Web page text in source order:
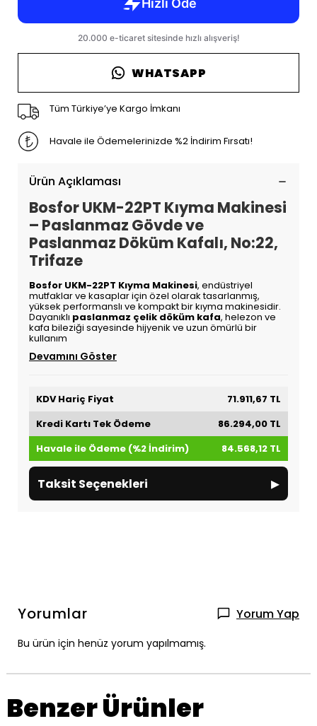
WHATSAPP
Tüm Türkiye’ye Kargo İmkanı
Havale ile Ödemelerinizde %2 İndirim Fırsatı!
Ürün Açıklaması
Bosfor UKM-22PT Kıyma Makinesi
– Paslanmaz Gövde ve
Paslanmaz Döküm Kafalı, No:22,
Trifaze
Bosfor UKM-22PT Kıyma Makinesi, endüstriyel
mutfaklar ve kasaplar için özel olarak tasarlanmış,
yüksek performanslı ve kompakt bir kıyma makinesidir.
Dayanıklı paslanmaz çelik döküm kafa, helezon ve
kafa bileziği sayesinde hijyenik ve uzun ömürlü bir
kullanım
Devamını Göster
KDV Hariç Fiyat
71.911,67 TL
Kredi Kartı Tek Ödeme
86.294,00 TL
Havale ile Ödeme (%2 İndirim)
84.568,12 TL
Taksit Seçenekleri ▸
Yorumlar Yorum Yap
Bu ürün için henüz yorum yapılmamış.
Benzer Ürünler